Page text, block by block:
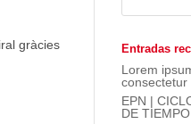
gràcies
Entradas
Lorem
consectetur
EPN |
DE